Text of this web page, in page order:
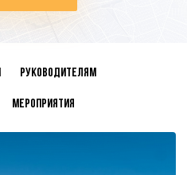
Руководителям
Мероприятия